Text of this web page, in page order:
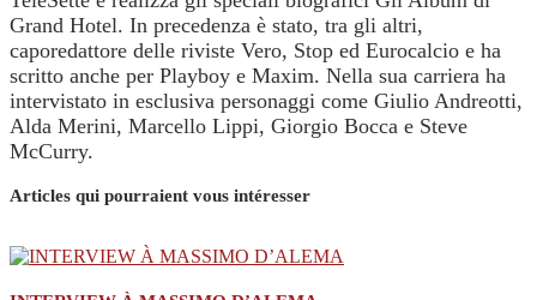
Grand Hotel. In precedenza è stato, tra gli altri,
caporedattore delle riviste Vero, Stop ed Eurocalcio e ha
scritto anche per Playboy e Maxim. Nella sua carriera ha
intervistato in esclusiva personaggi come Giulio Andreotti,
Alda Merini, Marcello Lippi, Giorgio Bocca e Steve
McCurry.
Articles qui pourraient vous intéresser